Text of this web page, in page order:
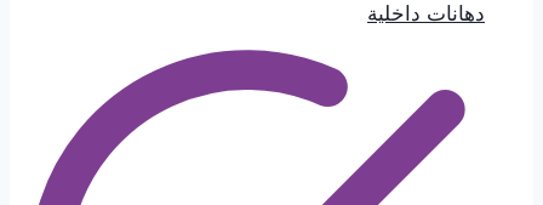
دهانات داخلية